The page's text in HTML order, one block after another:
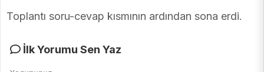
Toplantı soru-cevap kısmının ardından sona erdi.
İlk Yorumu Sen Yaz